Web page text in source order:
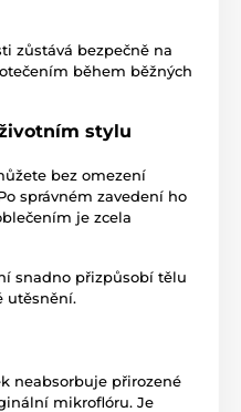
zůstává bezpečně na
během běžných
stylu
bez omezení
správném zavedení ho
je zcela
snadno přizpůsobí tělu
utěsnění.
neabsorbuje přirozené
mikroflóru. Je